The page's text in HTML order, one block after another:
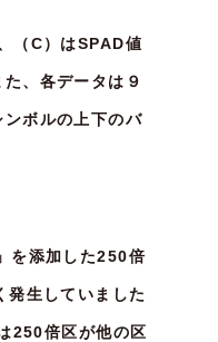
（C）はSPAD値
、各データは９
ボルの上下のバ
を添加した250倍
発生していました
250倍区が他の区